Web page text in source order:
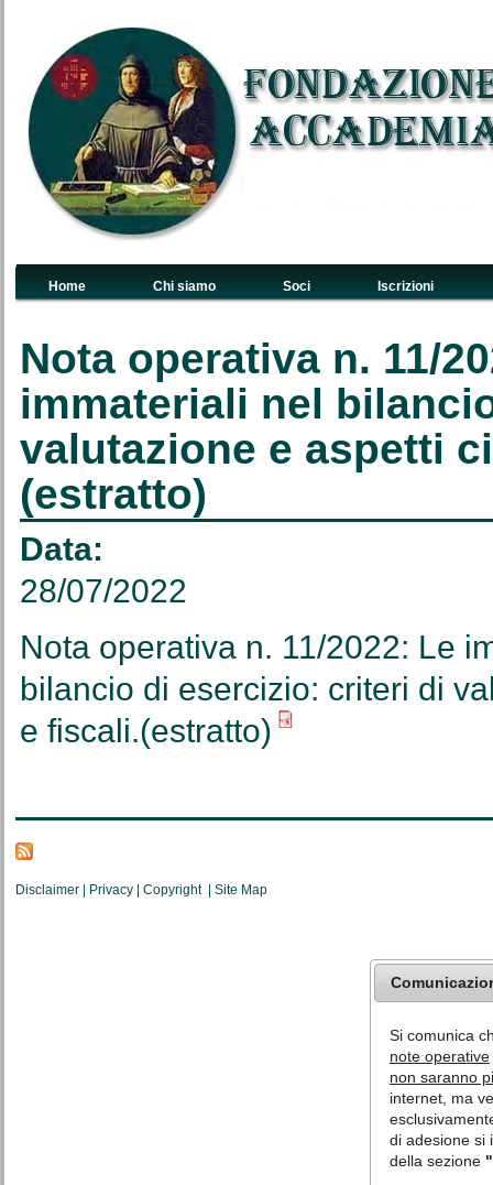
Links Primari
Home Chi siamo Soci Iscrizioni
Nota operativa n. 11/
immateriali nel
valutazione e aspetti
(estratto)
Data:
28/07/2022
Nota operativa n. 11/2022: Le
bilancio di esercizio: criteri di
e fiscali.(estratto)
Disclaimer| Privacy| Copyright | Site Map
Si comunica
note operative
non saranno
internet, ma
di adesione si
della sezione